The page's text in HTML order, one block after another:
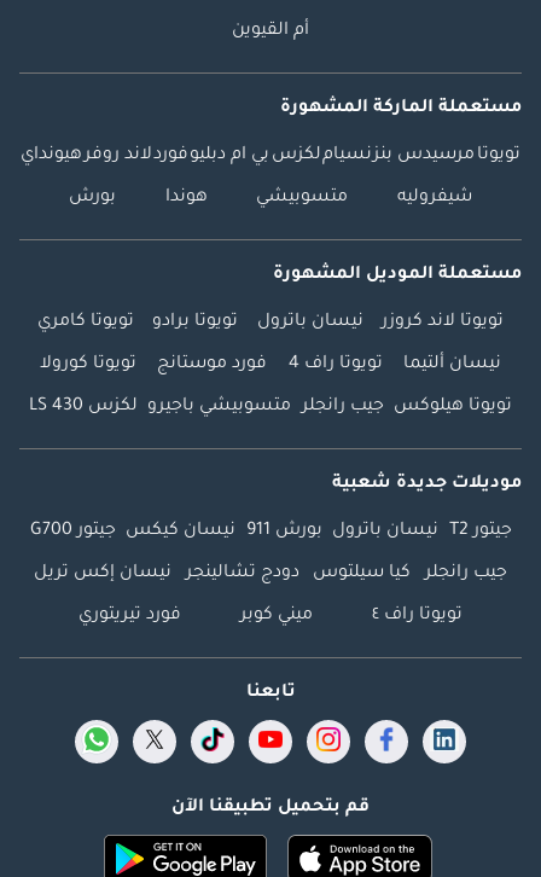
أم القيوين
مستعملة الماركة المشهورة
تويوتا مرسيدس بنزنسياملكزس بي ام دبليوفوردلاند روفرهيونداي
شيفروليه متسوبيشي هوندا بورش
مستعملة الموديل المشهورة
تويوتا لاند كروزر نيسان باترول تويوتا برادو تويوتا كامري
نيسان ألتيما تويوتا راف 4 فورد موستانج تويوتا كورولا
تويوتا هيلوكس جيب رانجلر متسوبيشي باجيرو لكزس LS 430
موديلات جديدة شعبية
جيتور T2 نيسان باترول بورش 911 نيسان كيكس جيتور G700
جيب رانجلر كيا سيلتوس دودج تشالينجر نيسان إكس تريل
تويوتا راف ٤ ميني كوبر فورد تيريتوري
تابعنا
قم بتحميل تطبيقنا الآن